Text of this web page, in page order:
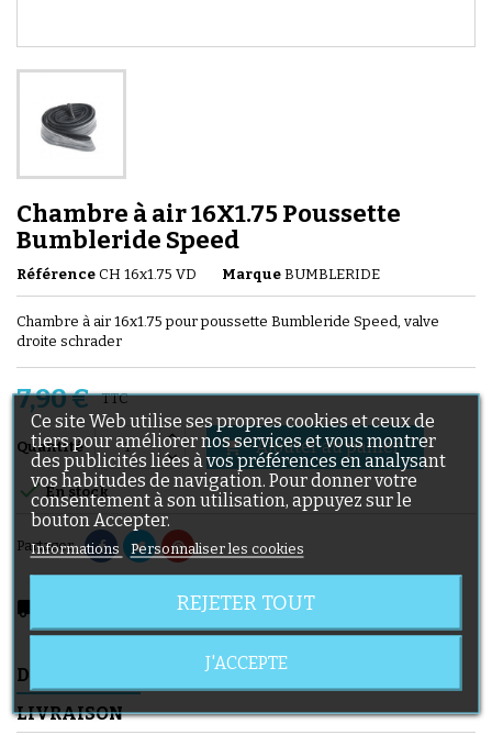
Chambre à air 16X1.75 Poussette
Bumbleride Speed
Référence CH 16x1.75 VD Marque BUMBLERIDE
Chambre à air 16x1.75 pour poussette Bumbleride Speed, valve
droite schrader
7,90 € TTC
Quantité  Ajouter au panier
En stock
Partager
local_shipping Livraison prévue à partir du 11/08/2026
DESCRIPTION
DÉTAILS DU PRODUIT
LIVRAISON
Ce site Web utilise ses propres cookies et ceux de
tiers pour améliorer nos services et vous montrer
des publicités liées à vos préférences en analysant
vos habitudes de navigation. Pour donner votre
consentement à son utilisation, appuyez sur le
bouton Accepter.
Informations Personnaliser les cookies
REJETER TOUT
J'ACCEPTE